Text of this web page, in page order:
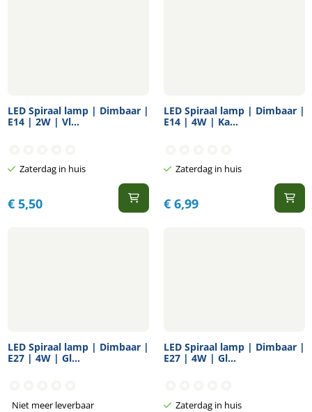
LED Spiraal lamp | Dimbaar |
E14 | 2W | Vl...
Zaterdag in huis
€5,50
LED Spiraal lamp | Dimbaar |
E14 | 4W | Ka...
Zaterdag in huis
€6,99
LED Spiraal lamp | Dimbaar |
E27 | 4W | Gl...
Niet meer leverbaar
LED Spiraal lamp | Dimbaar |
E27 | 4W | Gl...
Zaterdag in huis